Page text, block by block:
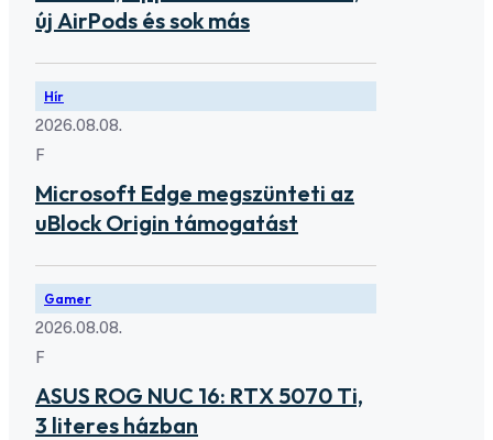
új AirPods és sok más
Hír
2026.08.08.
F
Microsoft Edge megszünteti az
uBlock Origin támogatást
Gamer
2026.08.08.
F
ASUS ROG NUC 16: RTX 5070 Ti,
3 literes házban